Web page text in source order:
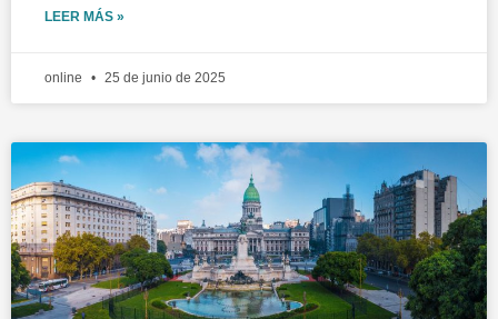
LEER MÁS »
online 25 de junio de 2025